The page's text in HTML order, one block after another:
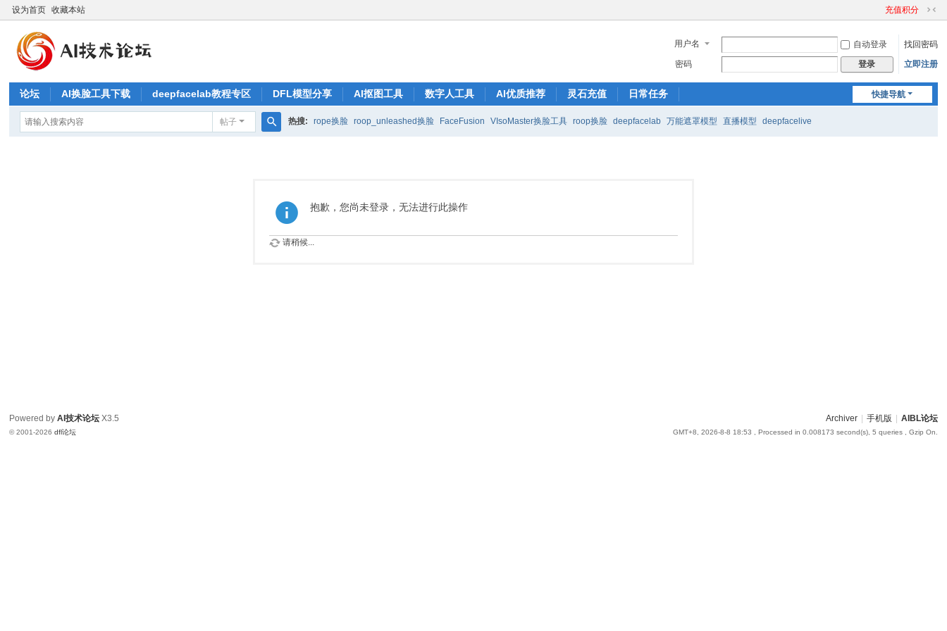
设为首页 收藏本站 充值积分
切
到
窄
用户名 自动登录
找回密码
密码
登录 立即注册
快捷导航
论坛 AI换脸工具下载 deepfacelab教程专区 DFL模型分享 AI抠图工具 数字人工具 AI优质推荐 灵石充值 日常任务
帖子 热搜: rope换脸 roop_unleashed换脸 FaceFusion VIsoMaster换脸工具 roop换脸 deepfacelab 万能遮罩模型 直播模型 deepfacelive
抱歉，您尚未登录，无法进行此操作
请稍候...
Archiver 手机版 AIBL论坛
GMT+8, 2026-8-8 18:53 , Processed in 0.008173 second(s), 5 queries , Gzip On.
Powered byAI技术论坛 X3.5
© 2001-2026dfl论坛